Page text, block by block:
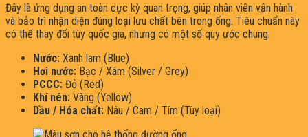
Đây là ứng dụng an toàn cực kỳ quan trọng, giúp nhân viên vận hành
và bảo trì nhận diện đúng loại lưu chất bên trong ống. Tiêu chuẩn này
có thể thay đổi tùy quốc gia, nhưng có một số quy ước chung:
Nước: Xanh lam (Blue)
Hơi nước: Bạc / Xám (Silver / Grey)
PCCC: Đỏ (Red)
Khí nén: Vàng (Yellow)
Dầu / Hóa chất: Nâu / Cam / Tím (Tùy loại)